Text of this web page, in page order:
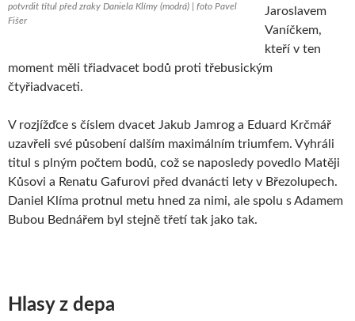
potvrdit titul před zraky Daniela Klímy (modrá) | foto Pavel
Fišer
Jaroslavem
Vaníčkem,
kteří v ten
moment měli třiadvacet bodů proti třebusickým
čtyřiadvaceti.
V rozjížďce s číslem dvacet Jakub Jamrog a Eduard Krčmář
uzavřeli své působení dalším maximálním triumfem. Vyhráli
titul s plným počtem bodů, což se naposledy povedlo Matěji
Kůsovi a Renatu Gafurovi před dvanácti lety v Březolupech.
Daniel Klíma protnul metu hned za nimi, ale spolu s Adamem
Bubou Bednářem byl stejně třetí tak jako tak.
Hlasy z depa